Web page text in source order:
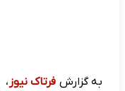
به گزارش فرتاک نیوز ،